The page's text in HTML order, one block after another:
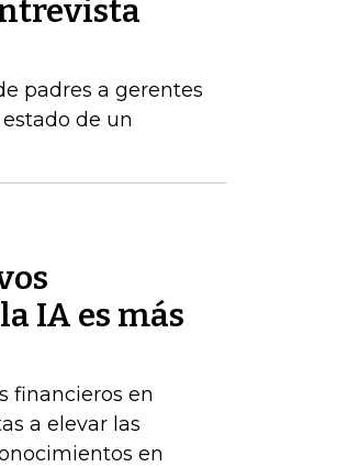
padres a gerentes
de un
IA es más
financieros en
a elevar las
en